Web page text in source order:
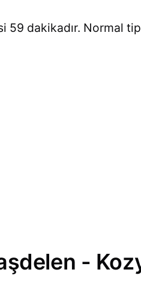
59 dakikadır. Normal
-